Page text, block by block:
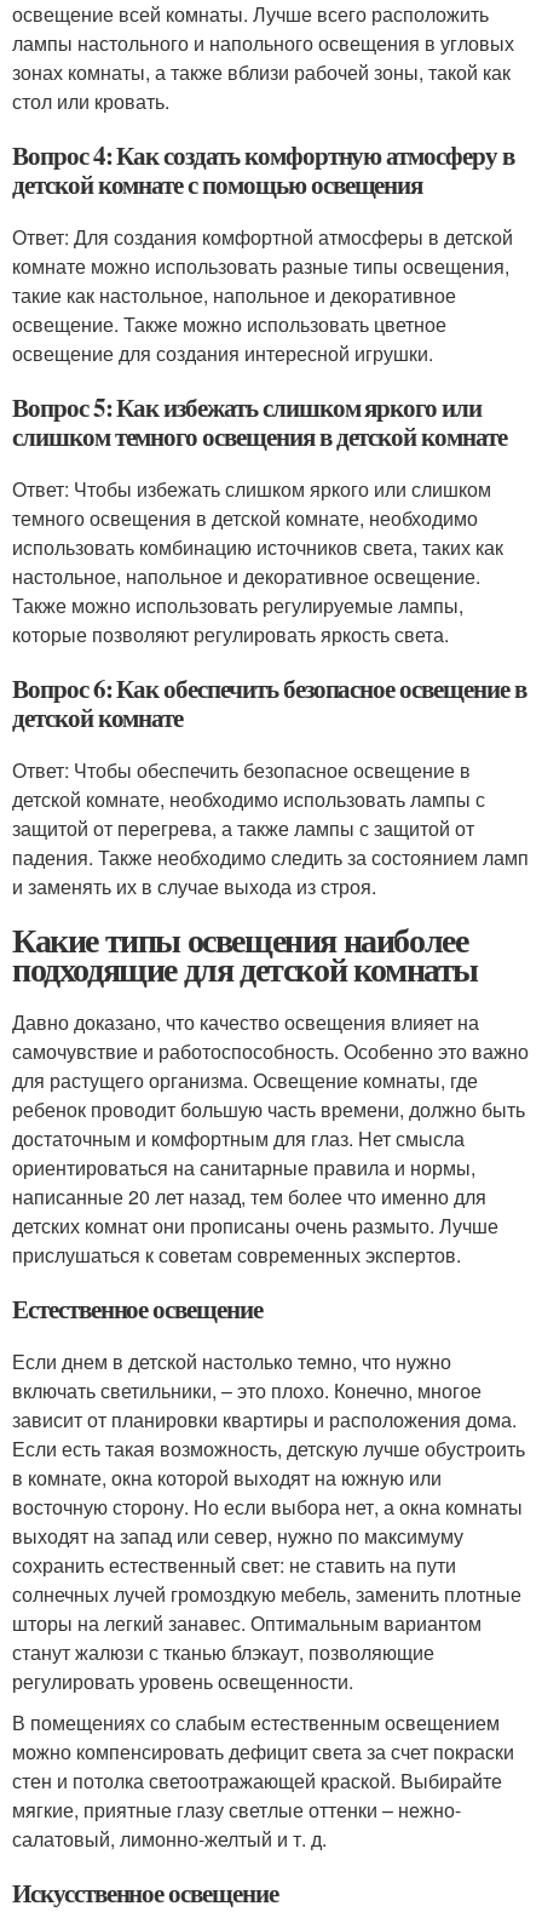
освещение всей комнаты. Лучше всего расположить
лампы настольного и напольного освещения в угловых
зонах комнаты, а также вблизи рабочей зоны, такой как
стол или кровать.
Вопрос 4: Как создать комфортную атмосферу в
детской комнате с помощью освещения
Ответ: Для создания комфортной атмосферы в детской
комнате можно использовать разные типы освещения,
такие как настольное, напольное и декоративное
освещение. Также можно использовать цветное
освещение для создания интересной игрушки.
Вопрос 5: Как избежать слишком яркого или
слишком темного освещения в детской комнате
Ответ: Чтобы избежать слишком яркого или слишком
темного освещения в детской комнате, необходимо
использовать комбинацию источников света, таких как
настольное, напольное и декоративное освещение.
Также можно использовать регулируемые лампы,
которые позволяют регулировать яркость света.
Вопрос 6: Как обеспечить безопасное освещение в
детской комнате
Ответ: Чтобы обеспечить безопасное освещение в
детской комнате, необходимо использовать лампы с
защитой от перегрева, а также лампы с защитой от
падения. Также необходимо следить за состоянием ламп
и заменять их в случае выхода из строя.
Какие типы освещения наиболее
подходящие для детской комнаты
Давно доказано, что качество освещения влияет на
самочувствие и работоспособность. Особенно это важно
для растущего организма. Освещение комнаты, где
ребенок проводит большую часть времени, должно быть
достаточным и комфортным для глаз. Нет смысла
ориентироваться на санитарные правила и нормы,
написанные 20 лет назад, тем более что именно для
детских комнат они прописаны очень размыто. Лучше
прислушаться к советам современных экспертов.
Естественное освещение
Если днем в детской настолько темно, что нужно
включать светильники, – это плохо. Конечно, многое
зависит от планировки квартиры и расположения дома.
Если есть такая возможность, детскую лучше обустроить
в комнате, окна которой выходят на южную или
восточную сторону. Но если выбора нет, а окна комнаты
выходят на запад или север, нужно по максимуму
сохранить естественный свет: не ставить на пути
солнечных лучей громоздкую мебель, заменить плотные
шторы на легкий занавес. Оптимальным вариантом
станут жалюзи с тканью блэкаут, позволяющие
регулировать уровень освещенности.
В помещениях со слабым естественным освещением
можно компенсировать дефицит света за счет покраски
стен и потолка светоотражающей краской. Выбирайте
мягкие, приятные глазу светлые оттенки – нежно-
салатовый, лимонно-желтый и т. д.
Искусственное освещение